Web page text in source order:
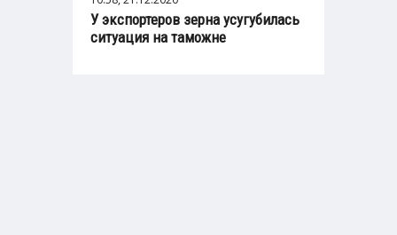
У экспортеров зерна усугубилась
ситуация на таможне